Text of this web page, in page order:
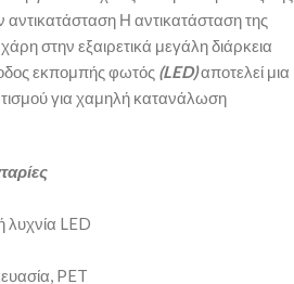
Η αντικατάσταση της
στην εξαιρετικά μεγάλη διάρκεια
εκπομπής φωτός (LED)αποτελεί μια
για χαμηλή κατανάλωση
λυχνία LED
PET